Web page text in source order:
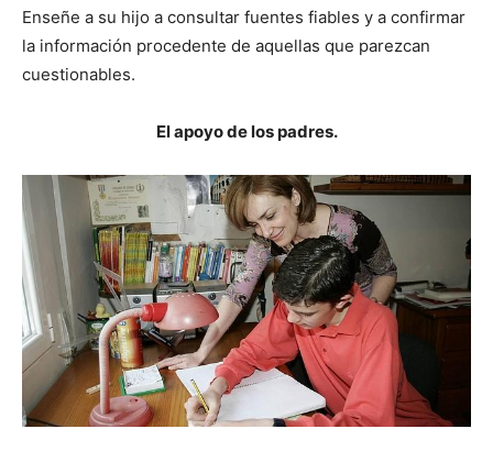
Enseñe a su hijo a consultar fuentes fiables y a confirmar
la información procedente de aquellas que parezcan
cuestionables.
El apoyo de los padres.